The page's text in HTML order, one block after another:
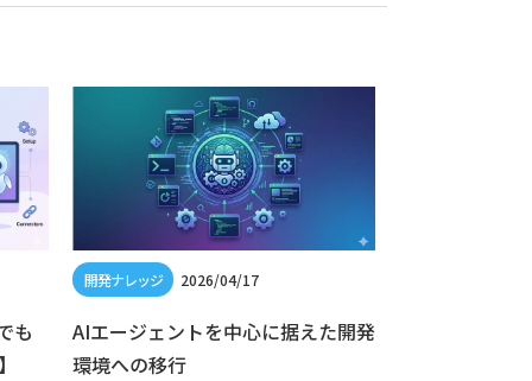
も
2026/04/17
AIエージェントを中心に据えた開発
環境への移行